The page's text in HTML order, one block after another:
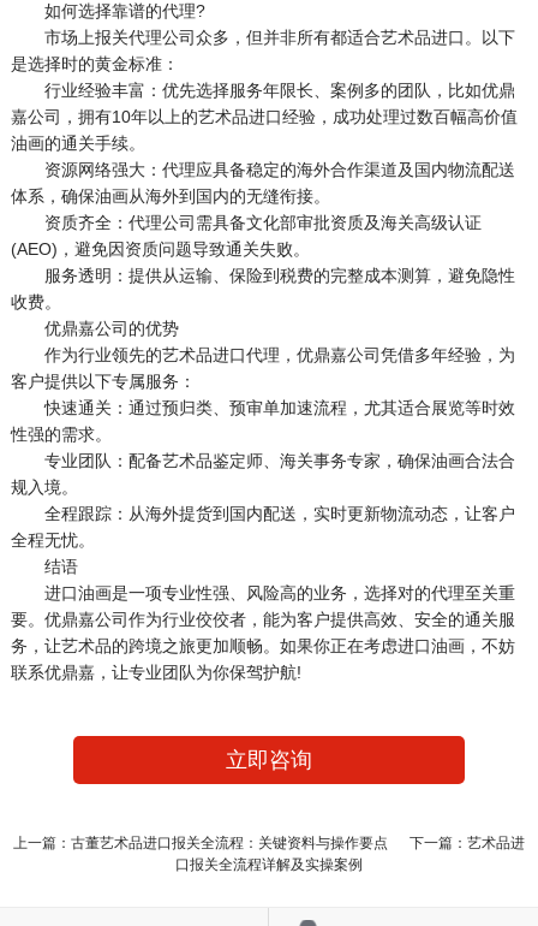
如何选择靠谱的代理?
市场上报关代理公司众多，但并非所有都适合艺术品进口。以下
是选择时的黄金标准：
行业经验丰富：优先选择服务年限长、案例多的团队，比如优鼎
嘉公司，拥有10年以上的艺术品进口经验，成功处理过数百幅高价值
油画的通关手续。
资源网络强大：代理应具备稳定的海外合作渠道及国内物流配送
体系，确保油画从海外到国内的无缝衔接。
资质齐全：代理公司需具备文化部审批资质及海关高级认证
(AEO)，避免因资质问题导致通关失败。
服务透明：提供从运输、保险到税费的完整成本测算，避免隐性
收费。
优鼎嘉公司的优势
作为行业领先的艺术品进口代理，优鼎嘉公司凭借多年经验，为
客户提供以下专属服务：
快速通关：通过预归类、预审单加速流程，尤其适合展览等时效
性强的需求。
专业团队：配备艺术品鉴定师、海关事务专家，确保油画合法合
规入境。
全程跟踪：从海外提货到国内配送，实时更新物流动态，让客户
全程无忧。
结语
进口油画是一项专业性强、风险高的业务，选择对的代理至关重
要。优鼎嘉公司作为行业佼佼者，能为客户提供高效、安全的通关服
务，让艺术品的跨境之旅更加顺畅。如果你正在考虑进口油画，不妨
联系优鼎嘉，让专业团队为你保驾护航!
立即咨询
上一篇：古董艺术品进口报关全流程：关键资料与操作要点
下一篇：艺术品进
口报关全流程详解及实操案例